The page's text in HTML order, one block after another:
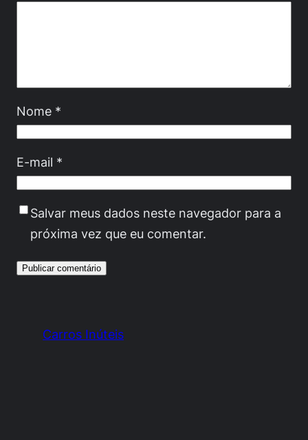
Nome *
E-mail *
Salvar meus dados neste navegador para a
próxima vez que eu comentar.
Carros Inúteis